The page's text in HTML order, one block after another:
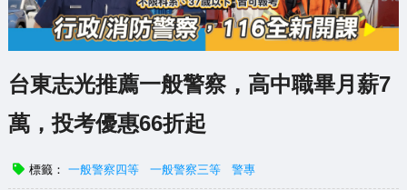
台東志光推薦一般警察，高中職畢月薪7
萬，投考優惠66折起
標籤： 一般警察四等 一般警察三等 警專